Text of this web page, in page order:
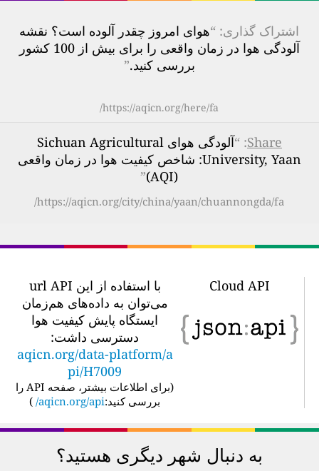
اشتراک گذاری: “هوای امروز چقدر آلوده است؟ نقشه
آلودگی هوا در زمان واقعی را برای بیش از 100 کشور
بررسی کنید.”
https://aqicn.org/here/fa/
Share
: “
آلودگی هوای Sichuan Agricultural
University, Yaan: شاخص کیفیت هوا در زمان واقعی
(AQI)
”
https://aqicn.org/city/china/yaan/chuannongda/fa/
Cloud API
با استفاده از این url API
می‌توان به داده‌های هم‌زمان
ایستگاه پایش کیفیت هوا
دسترسی داشت:
aqicn.org/data-platform/a
pi/H7009
برای اطلاعات بیشتر، صفحه API را
بررسی کنید:aqicn.org/api/
)
به دنبال شهر دیگری هستید؟